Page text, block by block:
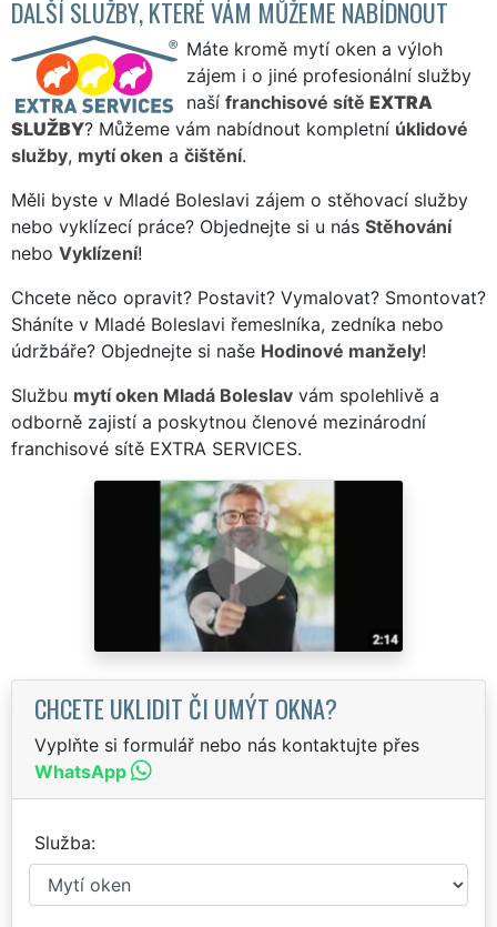
DALŠÍ SLUŽBY, KTERÉ VÁM MŮŽEME NABÍDNOUT
Máte kromě mytí oken a výloh
zájem i o jiné profesionální služby
naší franchisové sítě EXTRA
SLUŽBY? Můžeme vám nabídnout kompletní úklidové
služby, mytí oken a čištění.
Měli byste v Mladé Boleslavi zájem o stěhovací služby
nebo vyklízecí práce? Objednejte si u nás Stěhování
nebo Vyklízení!
Chcete něco opravit? Postavit? Vymalovat? Smontovat?
Sháníte v Mladé Boleslavi řemeslníka, zedníka nebo
údržbáře? Objednejte si naše Hodinové manžely!
Službu mytí oken Mladá Boleslav vám spolehlivě a
odborně zajistí a poskytnou členové mezinárodní
franchisové sítě EXTRA SERVICES.
CHCETE UKLIDIT ČI UMÝT OKNA?
Vyplňte si formulář nebo nás kontaktujte přes
WhatsApp
Služba